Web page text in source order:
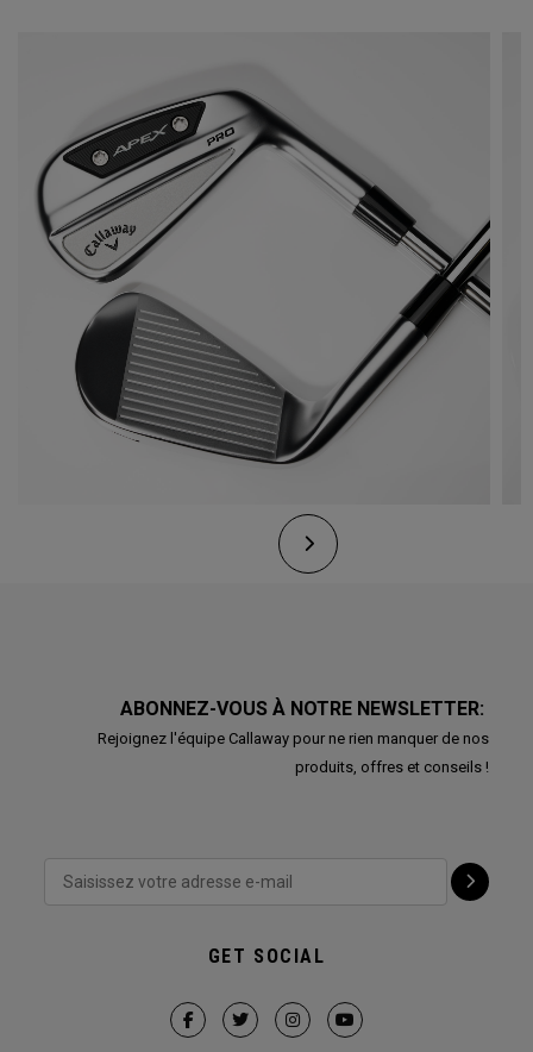
ABONNEZ-VOUS À NOTRE NEWSLETTER:
Rejoignez l'équipe Callaway pour ne rien manquer de nos
produits, offres et conseils !
GET SOCIAL